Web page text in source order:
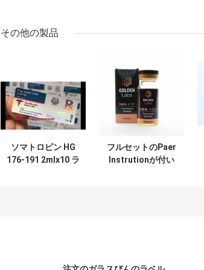
その他の製品
ソマトロピン HG
176-191 2mlx10 ラ
フルセットのPaer
Instrutionが付い